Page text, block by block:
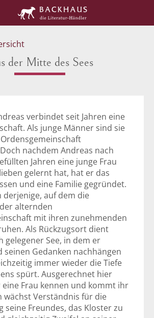
der Mitte des Sees
verbindet seit Jahren eine
Als junge Männer sind sie
nachdem Andreas nach
Jahren eine junge Frau
gelernt hat, hat er das
und eine Familie gegründet.
derjenige, auf dem die
alternden
mit ihren zunehmenden
Als Rückzugsort dient
gelegener See, in dem er
seinen Gedanken nachhängen
immer wieder die Tiefe
spürt. Ausgerechnet hier
Frau kennen und kommt ihr
wächst Verständnis für die
seine Freundes, das Kloster zu